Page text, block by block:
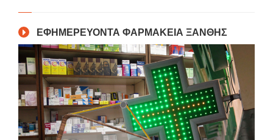
ΕΦΗΜΕΡΕΥΟΝΤΑ ΦΑΡΜΑΚΕΙΑ ΞΑΝΘΗΣ